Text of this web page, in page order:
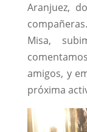
Aranjuez,
Misa,
amigos, y
próxima